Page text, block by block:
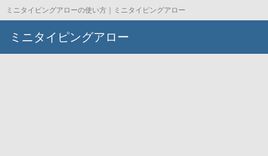
ミニタイピングアローの使い方｜ミニタイピングアロー
ミニタイピングアロー